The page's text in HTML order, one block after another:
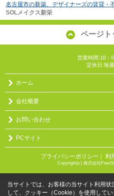
名古屋市の新築、デザイナーズの賃貸・
SOLメイクス新栄
ページト
営業時間:10：
定休日:毎
ホーム
会社概要
お問い合わせ
PCサイト
プライバシーポリシー ｜ 利
Copyright(c) 株式会社
当サイトでは、お客様の当サイト利用
して、クッキー（Cookie）を使用してい